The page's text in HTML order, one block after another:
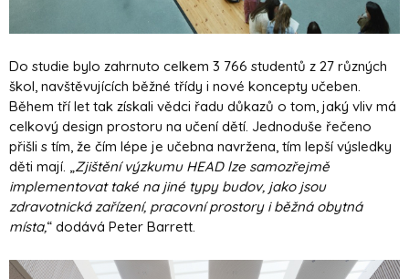
Do studie bylo zahrnuto celkem 3 766 studentů z 27 různých
škol, navštěvujících běžné třídy i nové koncepty učeben.
Během tří let tak získali vědci řadu důkazů o tom, jaký vliv má
celkový design prostoru na učení dětí. Jednoduše řečeno
přišli s tím, že čím lépe je učebna navržena, tím lepší výsledky
děti mají. „ Zjištění výzkumu HEAD lze samozřejmě
implementovat také na jiné typy budov, jako jsou
zdravotnická zařízení, pracovní prostory i běžná obytná
místa,“ dodává Peter Barrett.